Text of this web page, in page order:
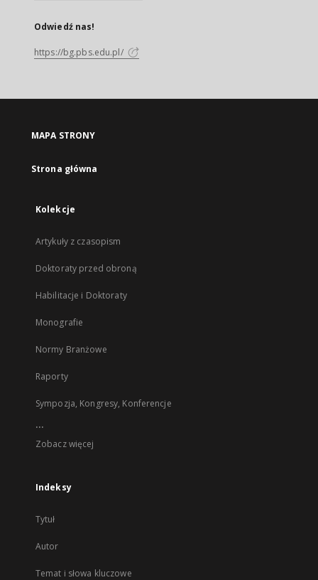
Odwiedź nas!
https://bg.pbs.edu.pl/
MAPA STRONY
Strona główna
Kolekcje
Artykuły z czasopism
Doktoraty przed obroną
Habilitacje i Doktoraty
Monografie
Normy Branżowe
Raporty
Sympozja, Kongresy, Konferencje
...
Zobacz więcej
Indeksy
Tytuł
Autor
Temat i słowa kluczowe